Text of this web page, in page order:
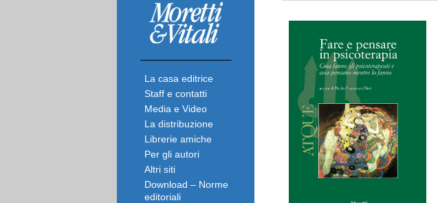
La casa editrice
Staff e contatti
Media e Video
La distribuzione
Librerie amiche
Per gli autori
Altri siti
Download – Norme
editoriali